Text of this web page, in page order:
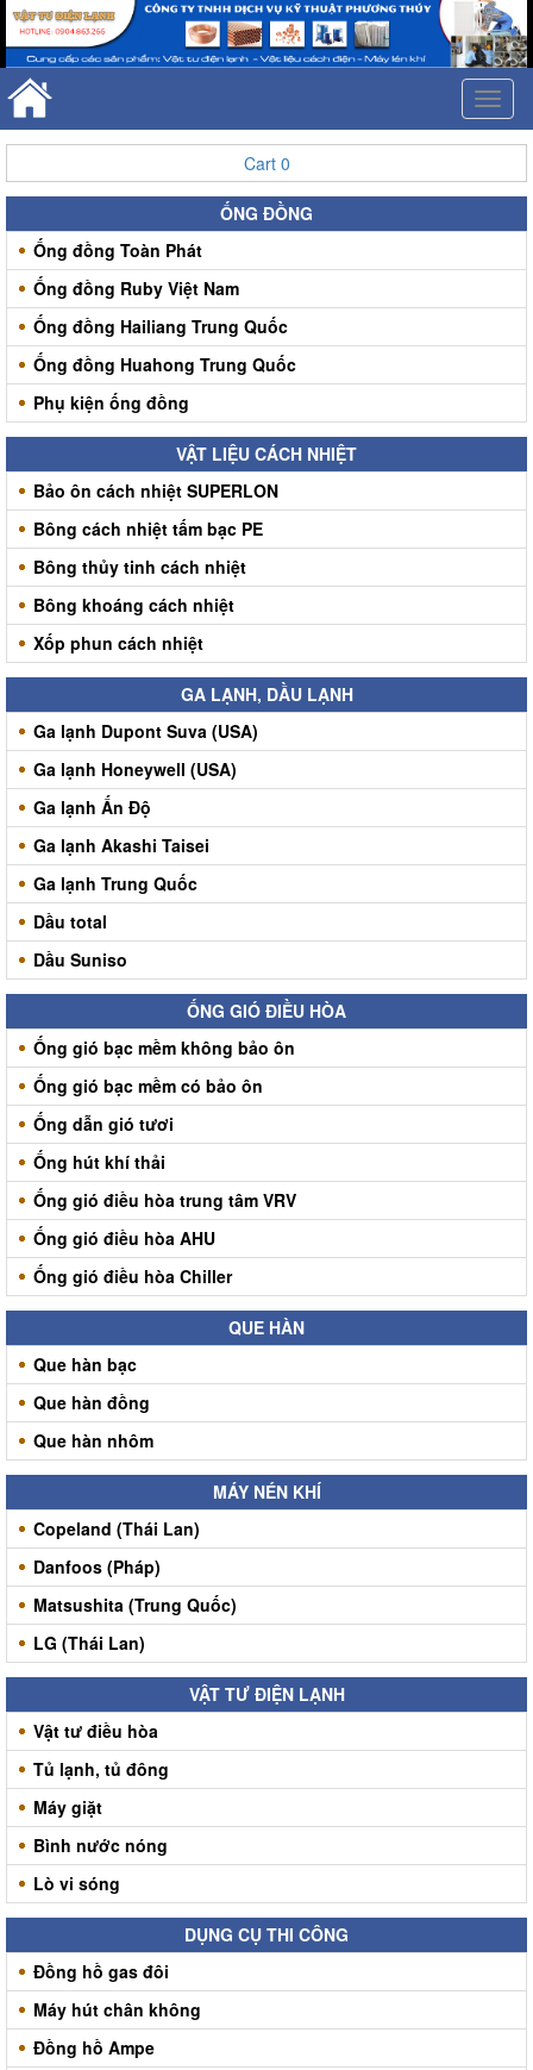
Cart 0
ỐNG ĐỒNG
Ống đồng Toàn Phát
Ống đồng Ruby Việt Nam
Ống đồng Hailiang Trung Quốc
Ống đồng Huahong Trung Quốc
Phụ kiện ống đồng
VẬT LIỆU CÁCH NHIỆT
Bảo ôn cách nhiệt SUPERLON
Bông cách nhiệt tấm bạc PE
Bông thủy tinh cách nhiệt
Bông khoáng cách nhiệt
Xốp phun cách nhiệt
GA LẠNH, DẦU LẠNH
Ga lạnh Dupont Suva (USA)
Ga lạnh Honeywell (USA)
Ga lạnh Ấn Độ
Ga lạnh Akashi Taisei
Ga lạnh Trung Quốc
Dầu total
Dầu Suniso
ỐNG GIÓ ĐIỀU HÒA
Ống gió bạc mềm không bảo ôn
Ống gió bạc mềm có bảo ôn
Ống dẫn gió tươi
Ống hút khí thải
Ống gió điều hòa trung tâm VRV
Ống gió điều hòa AHU
Ống gió điều hòa Chiller
QUE HÀN
Que hàn bạc
Que hàn đồng
Que hàn nhôm
MÁY NÉN KHÍ
Copeland (Thái Lan)
Danfoos (Pháp)
Matsushita (Trung Quốc)
LG (Thái Lan)
VẬT TƯ ĐIỆN LẠNH
Vật tư điều hòa
Tủ lạnh, tủ đông
Máy giặt
Bình nước nóng
Lò vi sóng
DỤNG CỤ THI CÔNG
Đồng hồ gas đôi
Máy hút chân không
Đồng hồ Ampe